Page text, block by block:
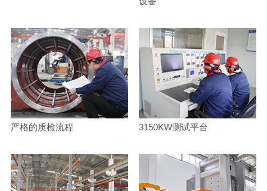
严格的质检流程 3150KW测试平台